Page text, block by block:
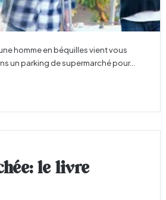
homme en béquilles vient vous
un parking de supermarché pour…
le livre